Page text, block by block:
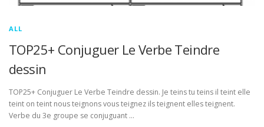
ALL
TOP25+ Conjuguer Le Verbe Teindre
dessin
TOP25+ Conjuguer Le Verbe Teindre dessin. Je teins tu teins il teint elle
teint on teint nous teignons vous teignez ils teignent elles teignent.
Verbe du 3e groupe se conjuguant …